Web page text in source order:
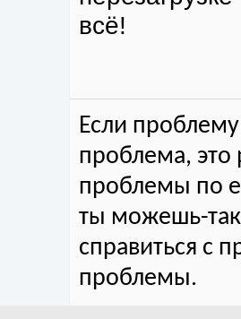
всё!
Если
проблема, это
проблемы по
ты можешь-
справиться с
проблемы.